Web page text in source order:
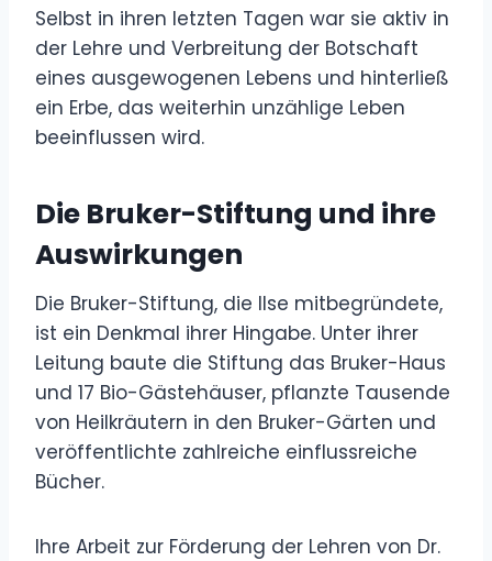
Selbst in ihren letzten Tagen war sie aktiv in
der Lehre und Verbreitung der Botschaft
eines ausgewogenen Lebens und hinterließ
ein Erbe, das weiterhin unzählige Leben
beeinflussen wird.
Die Bruker-Stiftung und ihre
Auswirkungen
Die Bruker-Stiftung, die Ilse mitbegründete,
ist ein Denkmal ihrer Hingabe. Unter ihrer
Leitung baute die Stiftung das Bruker-Haus
und 17 Bio-Gästehäuser, pflanzte Tausende
von Heilkräutern in den Bruker-Gärten und
veröffentlichte zahlreiche einflussreiche
Bücher.
Ihre Arbeit zur Förderung der Lehren von Dr.